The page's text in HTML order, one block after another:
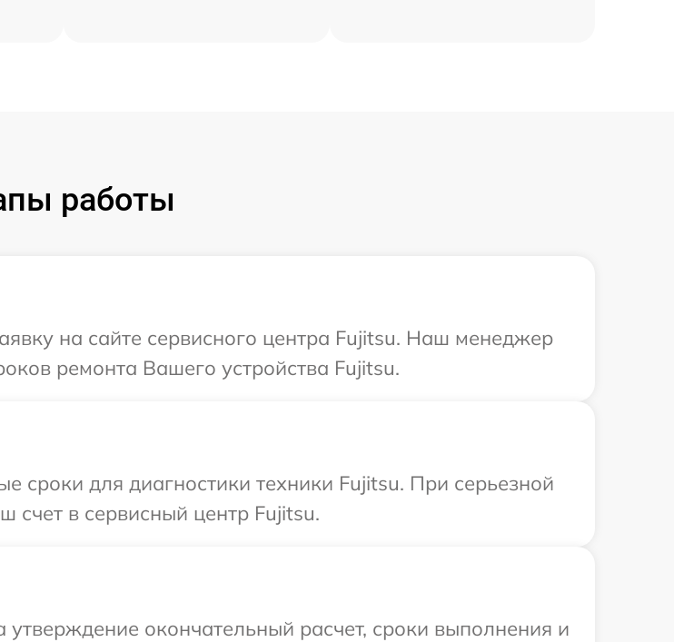
работы
на сайте сервисного центра Fujitsu. Наш менеджер
ремонта Вашего устройства Fujitsu.
сроки для диагностики техники Fujitsu. При серьезной
счет в сервисный центр Fujitsu.
окончательный расчет, сроки выполнения и